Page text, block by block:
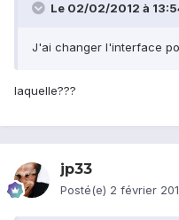
Le 02/02/2012 à
J'ai changer l'interface
laquelle???
jp33
Posté(e) 2 février